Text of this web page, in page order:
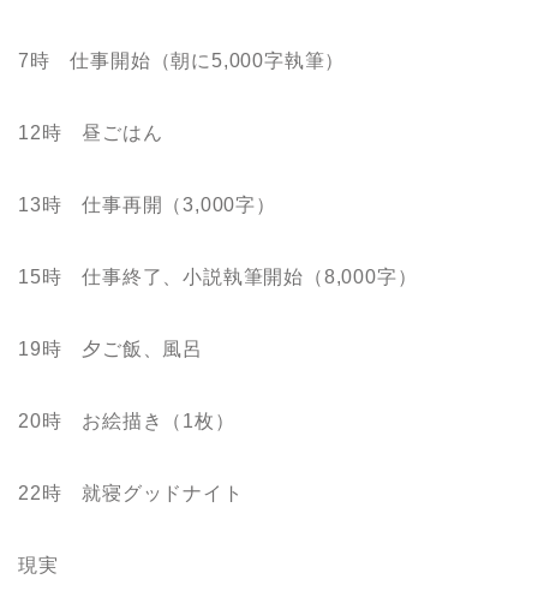
7時 仕事開始（朝に5,000字執筆）
12時 昼ごはん
13時 仕事再開（3,000字）
15時 仕事終了、小説執筆開始（8,000字）
19時 夕ご飯、風呂
20時 お絵描き（1枚）
22時 就寝グッドナイト
現実